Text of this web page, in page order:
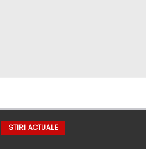
STIRI ACTUALE